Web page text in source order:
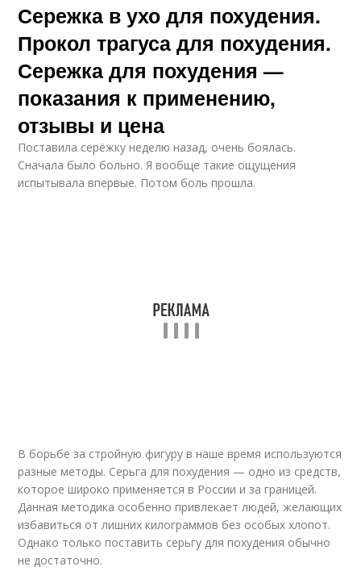
Золотая игла Игла в ухо
Серьги для похудения
Сережка в ухо для похудения.
Прокол трагуса для похудения.
Сережка для похудения —
показания к применению,
отзывы и цена
Поставила серёжку неделю назад, очень боялась.
Сначала было больно. Я вообще такие ощущения
испытывала впервые. Потом боль прошла.
В борьбе за стройную фигуру в наше время используются
разные методы. Серьга для похудения — одно из средств,
которое широко применяется в России и за границей.
Данная методика особенно привлекает людей, желающих
избавиться от лишних килограммов без особых хлопот.
Однако только поставить серьгу для похудения обычно
не достаточно.